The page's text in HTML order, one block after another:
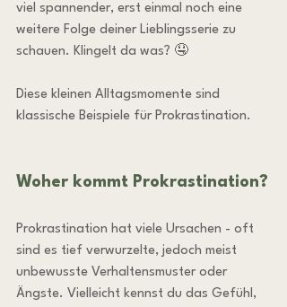
viel spannender, erst einmal noch eine
weitere Folge deiner Lieblingsserie zu
schauen. Klingelt da was? 🤤
Diese kleinen Alltagsmomente sind
klassische Beispiele für Prokrastination.
Woher kommt Prokrastination?
Prokrastination hat viele Ursachen - oft
sind es tief verwurzelte, jedoch meist
unbewusste Verhaltensmuster oder
Ängste. Vielleicht kennst du das Gefühl,